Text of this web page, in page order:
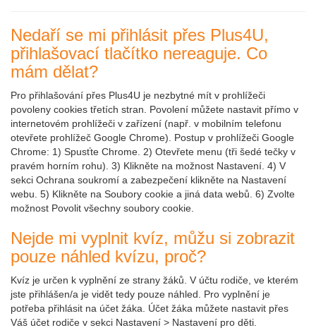
Nedaří se mi přihlásit přes Plus4U,
přihlašovací tlačítko nereaguje. Co
mám dělat?
Pro přihlašování přes Plus4U je nezbytné mít v prohlížeči
povoleny cookies třetích stran. Povolení můžete nastavit přímo v
internetovém prohlížeči v zařízení (např. v mobilním telefonu
otevřete prohlížeč Google Chrome). Postup v prohlížeči Google
Chrome: 1) Spusťte Chrome. 2) Otevřete menu (tři šedé tečky v
pravém horním rohu). 3) Klikněte na možnost Nastavení. 4) V
sekci Ochrana soukromí a zabezpečení klikněte na Nastavení
webu. 5) Klikněte na Soubory cookie a jiná data webů. 6) Zvolte
možnost Povolit všechny soubory cookie.
Nejde mi vyplnit kvíz, můžu si zobrazit
pouze náhled kvízu, proč?
Kvíz je určen k vyplnění ze strany žáků. V účtu rodiče, ve kterém
jste přihlášen/a je vidět tedy pouze náhled. Pro vyplnění je
potřeba přihlásit na účet žáka. Účet žáka můžete nastavit přes
Váš účet rodiče v sekci Nastavení > Nastavení pro děti.